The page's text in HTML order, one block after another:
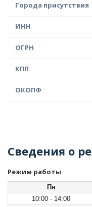
Города присутствия
ИНН
ОГРН
КПП
ОКОПФ
Сведения о
Режим работы
Пн
10:00 - 14:00